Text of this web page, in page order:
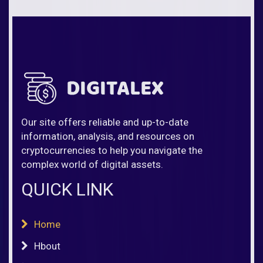
Our site offers reliable and up-to-date
information, analysis, and resources on
cryptocurrencies to help you navigate the
complex world of digital assets.
QUICK LINK
Home
Hbout